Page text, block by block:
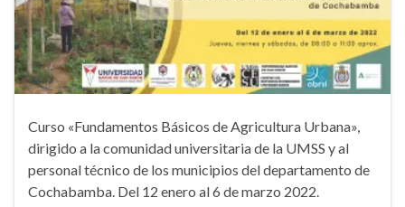
Curso «Fundamentos Básicos de Agricultura Urbana»,
dirigido a la comunidad universitaria de la UMSS y al
personal técnico de los municipios del departamento de
Cochabamba. Del 12 enero al 6 de marzo 2022.